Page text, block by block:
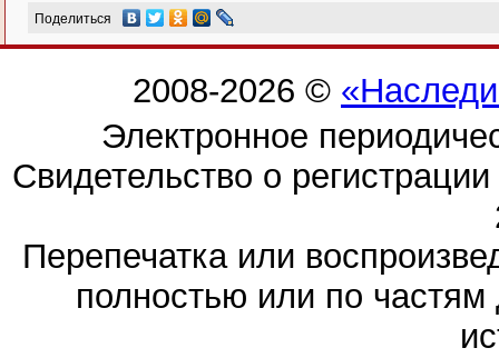
Поделиться
2008-2026 ©
Электронное
Свидетельство о
Перепечатка или
полностью или по частям